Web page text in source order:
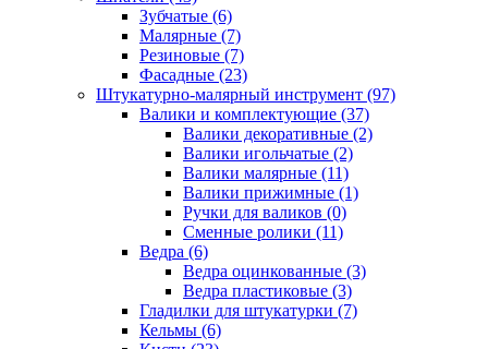
Зубчатые (6)
Малярные (7)
Резиновые (7)
Фасадные (23)
Штукатурно-малярный инструмент (97)
Валики и комплектующие (37)
Валики декоративные (2)
Валики игольчатые (2)
Валики малярные (11)
Валики прижимные (1)
Ручки для валиков (0)
Сменные ролики (11)
Ведра (6)
Ведра оцинкованные (3)
Ведра пластиковые (3)
Гладилки для штукатурки (7)
Кельмы (6)